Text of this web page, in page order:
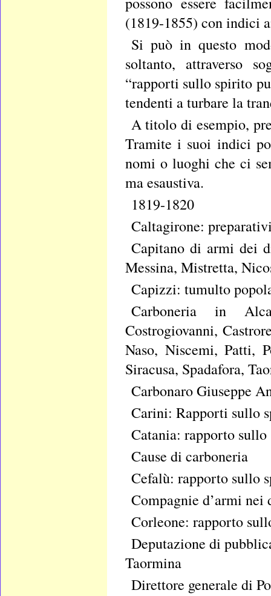
(1819-1855) con indici
Si può in questo
soltanto, attraverso
“rapporti sullo spirito
tendenti a turbare la
A titolo di esempio,
Tramite i suoi indici
nomi o luoghi che ci
ma esaustiva.
1819-1820
Caltagirone:
Capitano di armi dei
Messina, Mistretta,
Capizzi: tumulto
Carboneria in
Costrogiovanni,
Naso, Niscemi, Patti,
Siracusa, Spadafora,
Carbonaro Giuseppe
Carini: Rapporti sullo
Catania: rapporto
Cause di carboneria
Cefalù: rapporto sullo
Compagnie d’armi
Corleone: rapporto
Deputazione di
Taormina
Direttore generale di